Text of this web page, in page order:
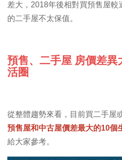
差大，2018年後相對買預售屋較
的二手屋不太保值。
預售、二手屋 房價差異
活圈
從整體趨勢來看，目前買二手屋
預售屋和中古屋價差最大的10個
給大家參考。